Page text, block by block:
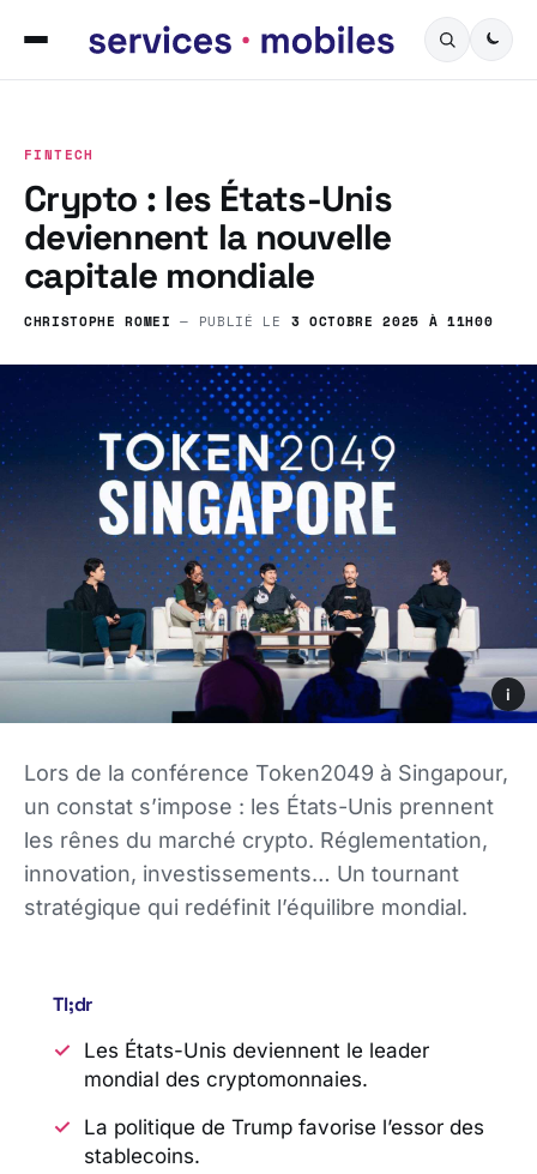
FINTECH
Crypto : les États-Unis
deviennent la nouvelle
capitale mondiale
CHRISTOPHE ROMEI — PUBLIÉ LE 3 OCTOBRE 2025 À 11H00
i
Lors de la conférence Token2049 à Singapour,
un constat s’impose : les États-Unis prennent
les rênes du marché crypto. Réglementation,
innovation, investissements… Un tournant
stratégique qui redéfinit l’équilibre mondial.
Tl;dr
Les États-Unis deviennent le leader
mondial des cryptomonnaies.
La politique de Trump favorise l’essor des
stablecoins.